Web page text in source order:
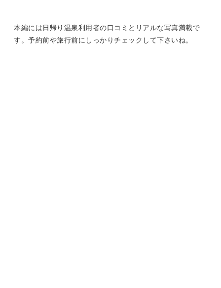
本編には日帰り温泉利用者の口コミとリアルな写真満載で
す。予約前や旅行前にしっかりチェックして下さいね。